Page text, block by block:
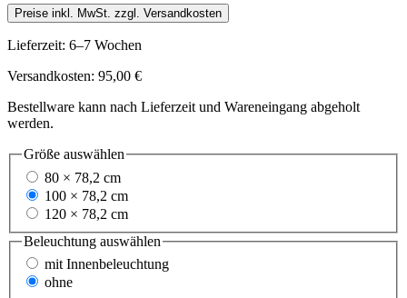
Preise inkl. MwSt. zzgl. Versandkosten
Lieferzeit: 6–7 Wochen
Versandkosten: 95,00 €
Bestellware kann nach Lieferzeit und Wareneingang abgeholt
werden.
Größe auswählen
80 × 78,2 cm
100 × 78,2 cm
120 × 78,2 cm
Beleuchtung auswählen
mit Innenbeleuchtung
ohne